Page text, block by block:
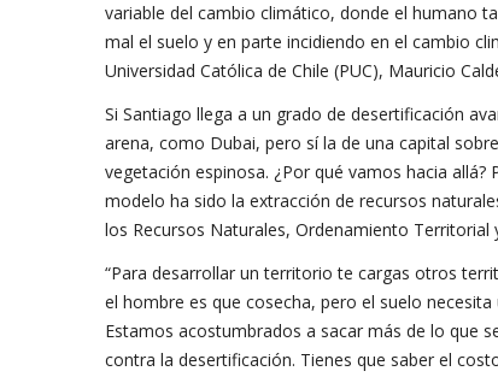
variable del cambio climático, donde el humano
mal el suelo y en parte incidiendo en el cambio
Universidad Católica de Chile (PUC), Mauricio
Si Santiago llega a un grado de desertificación
arena, como Dubai, pero sí la de una capital
vegetación espinosa. ¿Por qué vamos hacia
modelo ha sido la extracción de recursos
los Recursos Naturales, Ordenamiento Territorial
“Para desarrollar un territorio te cargas otros
el hombre es que cosecha, pero el suelo
Estamos acostumbrados a sacar más de lo que
contra la desertificación. Tienes que saber el